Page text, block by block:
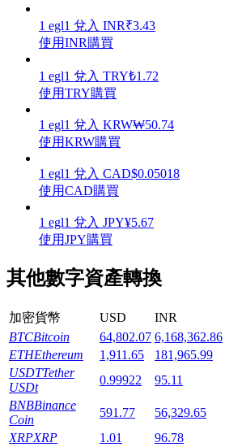
機槍池
一鍵質押鎖定高收益
Launchpool
活期質押獲得熱門資產
1 egl1 兌入 INR₹3.43
使用INR購買
1 egl1 兌入 TRY₺1.72
使用TRY購買
1 egl1 兌入 KRW₩50.74
使用KRW購買
1 egl1 兌入 CAD$0.05018
使用CAD購買
1 egl1 兌入 JPY¥5.67
使用JPY購買
其他數字資產轉換
加密貨幣 USD INR
BTCBitcoin 64,802.07 6,168,362.86
ETHEthereum 1,911.65 181,965.99
USDTTether
USDt
0.99922 95.11
BNBBinance
Coin
591.77 56,329.65
XRPXRP 1.01 96.78